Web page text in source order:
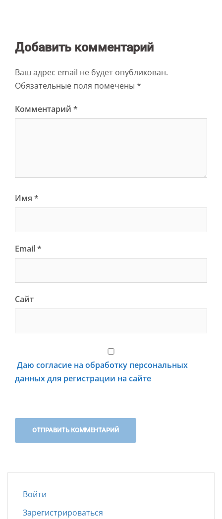
Добавить комментарий
Ваш адрес email не будет опубликован.
Обязательные поля помечены *
Комментарий *
Имя *
Email*
Сайт
Даю согласие на обработку персональных
данных для регистрации на сайте
Войти
Зарегистрироваться